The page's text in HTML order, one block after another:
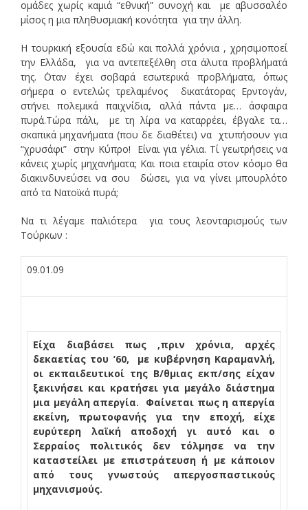
ομάδες χωρίς καμιά “εθνική” συνοχή και με αβυσσαλέο
μίσος η μια πληθυσμιακή κονότητα για την άλλη.
Η τουρκική εξουσία εδώ και πολλά χρόνια , χρησιμοποεί
την Ελλάδα, για να αντεπεξέλθη στα άλυτα προβλήματά
της. ΄Οταν έχει σοβαρά εσωτερικά προβλήματα, όπως
σήμερα ο εντελώς τρελαμένος δικατάτορας Ερντογάν,
στήνει πολεμικά παιχνίδια, αλλά πάντα με… άσφαιρα
πυρά.Τώρα πάλι, με τη λίρα να καταρρέει, έβγαλε τα…
σκαπικά μηχανήματα (που δε διαθέτει) να χτυπήσουν για
“χρυσάφι” στην Κύπρο! Είναι για γέλια. Τί γεωτρήσεις να
κάνεις χωρίς μηχανήματα; Και ποια εταιρία στον κόσμο θα
διακινδυνεύσει να σου δώσει, για να γίνει μπουρλότο
από τα Νατοϊκά πυρά;
Να τι λέγαμε παλιότερα για τους λεονταρισμούς των
Τούρκων :
09.01.09
Είχα διαβάσει πως ,πριν χρόνια, αρχές
δεκαετίας του ’60,
με κυβέρνηση Καραμανλή,
οι εκπαιδευτικοί της Β/θμιας εκπ/σης είχαν
ξεκινήσει και κρατήσει για μεγάλο διάστημα
μια μεγάλη απεργία. Φαίνεται πως η απεργία
εκείνη, πρωτοφανής για την εποχή, είχε
ευρύτερη λαϊκή αποδοχή γι αυτό και ο
Σερραίος πολιτικός δεν τόλμησε να την
καταστείλει με επιστράτευση ή με κάποιον
από τους γνωστούς απεργοσπαστικούς
μηχανισμούς.